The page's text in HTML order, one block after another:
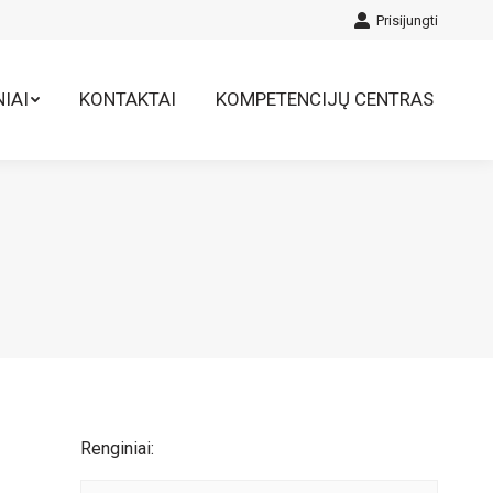
Prisijungti
KONTAKTAI KOMPETENCIJŲ CENTRAS
Renginiai: